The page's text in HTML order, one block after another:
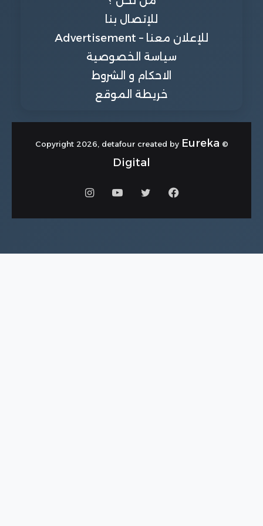
للإتصال بنا
للإعلان معنا – Advertisement
سياسة الخصوصية
الاحكام و الشروط
خريطة الموقع
© Copyright 2026, detafour created by
Eureka
Digital
فيسبوكتويتر يوتيوبانستقرام